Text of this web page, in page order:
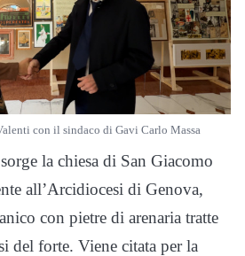
con il sindaco di Gavi Carlo Massa
la chiesa di San Giacomo
all’Arcidiocesi di Genova,
con pietre di arenaria tratte
del forte. Viene citata per la